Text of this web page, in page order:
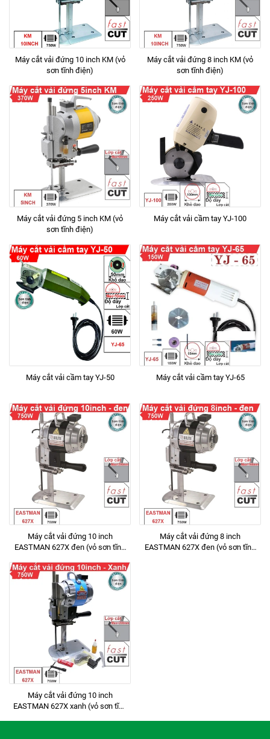
Máy cắt vải đứng 10 inch KM (vỏ
sơn tĩnh điện)
Máy cắt vải đứng 8 inch KM (vỏ
sơn tĩnh điện)
Máy cắt vải đứng 5 inch KM (vỏ
sơn tĩnh điện)
Máy cắt vải cầm tay YJ-100
Máy cắt vải cầm tay YJ-50 Máy cắt vải cầm tay YJ-65
Máy cắt vải đứng 10 inch
EASTMAN 627X đen (vỏ sơn tĩnh
Máy cắt vải đứng 8 inch
EASTMAN 627X đen (vỏ sơn tĩnh
Máy cắt vải đứng 10 inch
EASTMAN 627X xanh (vỏ sơn tĩnh